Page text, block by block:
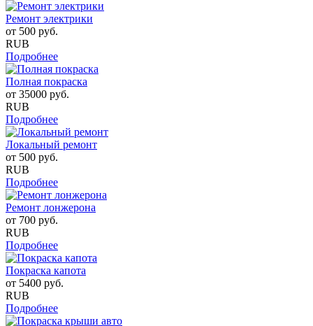
Ремонт электрики
от 500 руб.
RUB
Подробнее
Полная покраска
от 35000 руб.
RUB
Подробнее
Локальный ремонт
от 500 руб.
RUB
Подробнее
Ремонт лонжерона
от 700 руб.
RUB
Подробнее
Покраска капота
от 5400 руб.
RUB
Подробнее